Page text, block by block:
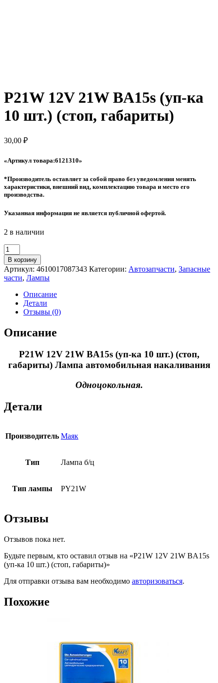
P21W 12V 21W BA15s (уп-ка
10 шт.) (стоп, габариты)
30,00 ₽
«Артикул товара:6121310»
*Производитель оставляет за собой право без уведомления менять
характеристики, внешний вид, комплектацию товара и место его
производства.
Указанная информация не является публичной офертой.
2 в наличии
Количество
товара
P21W
12V
21W
BA15s
(уп-
шт.)
(стоп,
В корзину
Артикул: 4610017087343 Категории: Автозапчасти, Запасные
части, Лампы
Описание
Детали
Отзывы (0)
Описание
P21W 12V 21W BA15s (уп-ка 10 шт.) (стоп,
габариты) Лампа автомобильная накаливания
Одноцокольная.
Детали
Производитель Маяк
Тип Лампа б/ц
Тип лампы PY21W
Отзывы
Отзывов пока нет.
Будьте первым, кто оставил отзыв на «P21W 12V 21W BA15s
(уп-ка 10 шт.) (стоп, габариты)»
Для отправки отзыва вам необходимо авторизоваться.
Похожие